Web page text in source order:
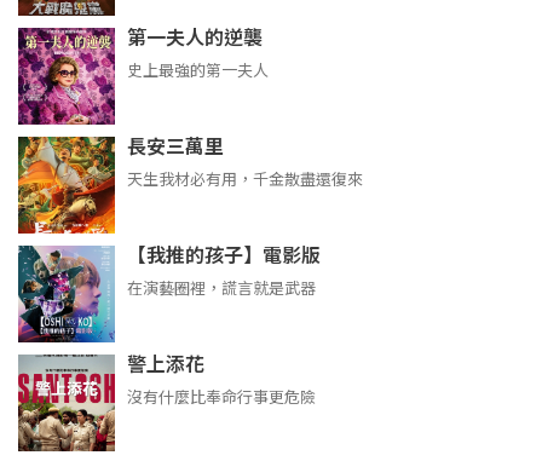
第一夫人的逆襲
史上最強的第一夫人
長安三萬里
天生我材必有用，千金散盡還復來
【我推的孩子】電影版
在演藝圈裡，謊言就是武器
警上添花
沒有什麼比奉命行事更危險